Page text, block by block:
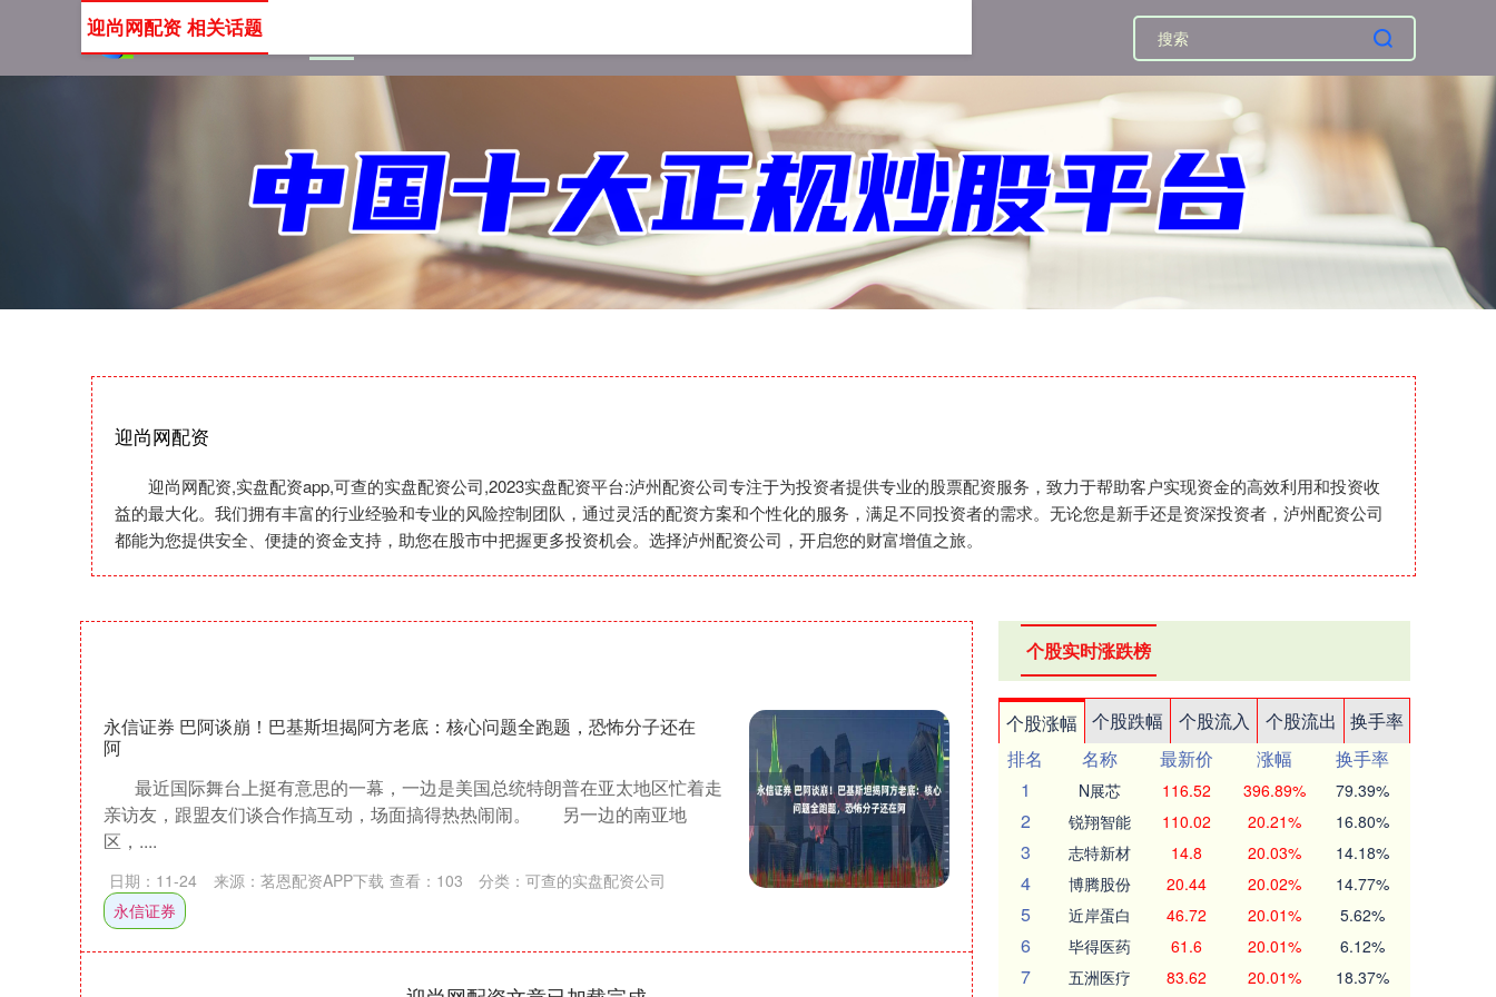
迎尚网配资
迎尚网配资,实盘配资app,可查的实盘配资公司,2023实盘配资平台:泸州配资公司专注于为投资者提供专业的股票配资服务，致力于帮助客户实现资金的高效利用和投资收
益的最大化。我们拥有丰富的行业经验和专业的风险控制团队，通过灵活的配资方案和个性化的服务，满足不同投资者的需求。无论您是新手还是资深投资者，泸州配资公司
都能为您提供安全、便捷的资金支持，助您在股市中把握更多投资机会。选择泸州配资公司，开启您的财富增值之旅。
迎尚网配资 相关话题
永信证券 巴阿谈崩！巴基斯坦揭阿方老底：核心问题全跑题，恐怖分子还在
阿
最近国际舞台上挺有意思的一幕，一边是美国总统特朗普在亚太地区忙着走
亲访友，跟盟友们谈合作搞互动，场面搞得热热闹闹。 另一边的南亚地
区，....
日期：11-24 来源：茗恩配资APP下载 查看： 103 分类： 可查的实盘配资公司
永信证券
个股实时涨跌榜
个股涨幅 个股跌幅 个股流入 个股流出
换手率
排名
名称 最新价 涨幅
换手率
1
N展芯 116.52 396.89% 79.39%
2 锐翔智能 110.02 20.21% 16.80%
3 志特新材 14.8 20.03% 14.18%
4 博腾股份 20.44 20.02% 14.77%
5 近岸蛋白 46.72 20.01% 5.62%
6 毕得医药 61.6 20.01% 6.12%
7 五洲医疗 83.62 20.01% 18.37%